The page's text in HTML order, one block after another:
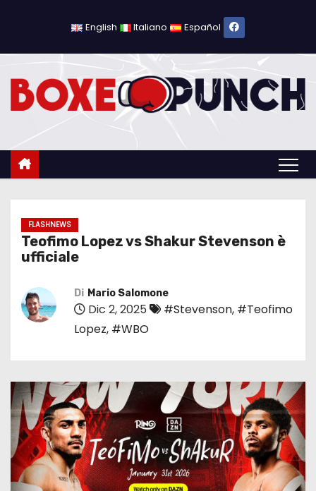
c
English Italiano Español
FLASHNEWS
Teofimo Lopez vs Shakur Stevenson è
ufficiale
Di Mario Salomone
Dic 2, 2025 #Stevenson, #Teofimo
Lopez, #WBO